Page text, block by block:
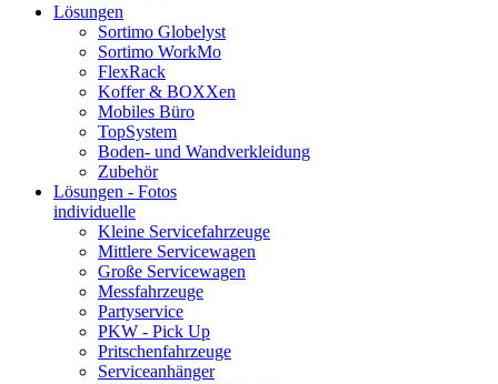
Lösungen
Sortimo Globelyst
Sortimo WorkMo
FlexRack
Koffer & BOXXen
Mobiles Büro
TopSystem
Boden- und Wandverkleidung
Zubehör
Lösungen - Fotos
individuelle
Kleine Servicefahrzeuge
Mittlere Servicewagen
Große Servicewagen
Messfahrzeuge
Partyservice
PKW - Pick Up
Pritschenfahrzeuge
Serviceanhänger